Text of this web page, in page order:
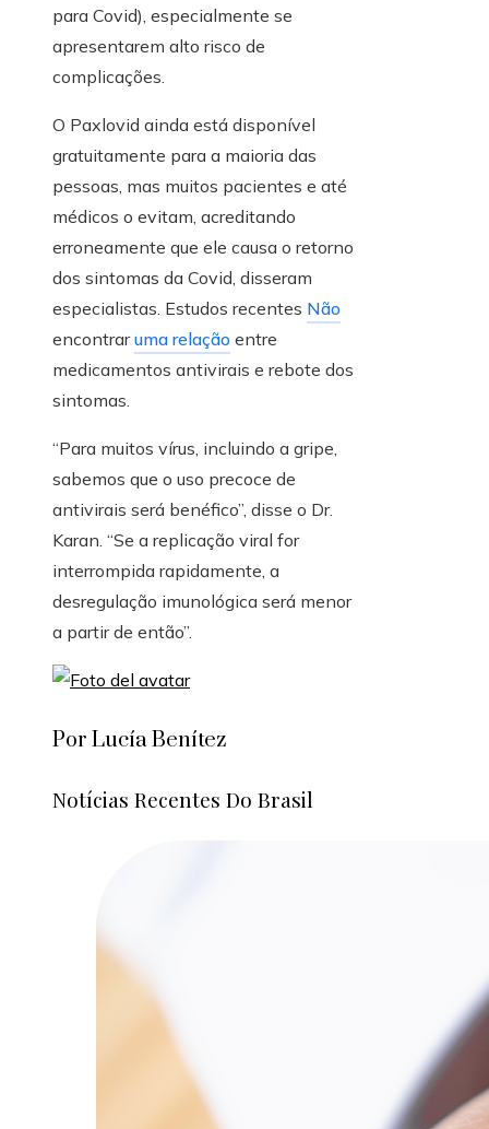
para Covid), especialmente se
apresentarem alto risco de
complicações.
O Paxlovid ainda está disponível
gratuitamente para a maioria das
pessoas, mas muitos pacientes e até
médicos o evitam, acreditando
erroneamente que ele causa o retorno
dos sintomas da Covid, disseram
especialistas. Estudos recentes Não
encontraruma relação entre
medicamentos antivirais e rebote dos
sintomas.
“Para muitos vírus, incluindo a gripe,
sabemos que o uso precoce de
antivirais será benéfico”, disse o Dr.
Karan. “Se a replicação viral for
interrompida rapidamente, a
desregulação imunológica será menor
a partir de então”.
Por Lucía Benítez
Notícias Recentes Do Brasil